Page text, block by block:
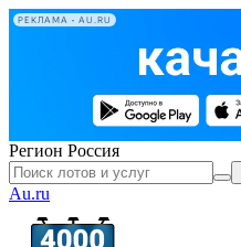
РЕКЛАМА • AU.RU
Регион Россия
Au.ru